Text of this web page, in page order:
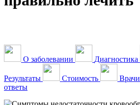
О заболевании Диагностика
Результаты Стоимость Врачи
ответы